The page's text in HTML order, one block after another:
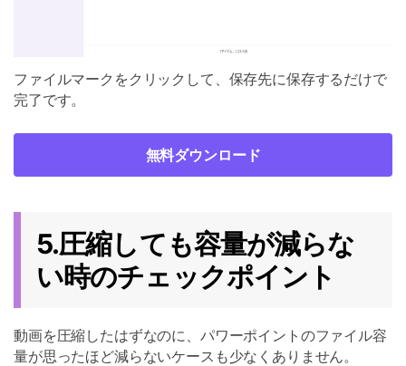
ファイルマークをクリックして、保存先に保存するだけで
完了です。
無料ダウンロード
5.圧縮しても容量が減らな
い時のチェックポイント
動画を圧縮したはずなのに、パワーポイントのファイル容
量が思ったほど減らないケースも少なくありません。